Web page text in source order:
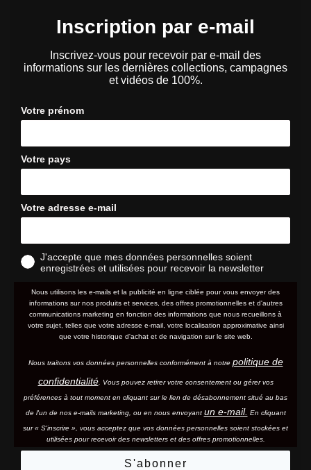
Inscription par e-mail
Inscrivez-vous pour recevoir par e-mail des
informations sur les dernières collections, campagnes
et vidéos de 100%.
Votre prénom
Votre pays
Votre adresse e-mail
J'accepte que mes données personnelles soient
enregistrées et utilisées pour recevoir la newsletter
Nous utilisons les e-mails et la publicité en ligne ciblée pour vous envoyer des
informations sur nos produits et services, des offres promotionnelles et d'autres
communications marketing en fonction des informations que nous recueillons à
votre sujet, telles que votre adresse e-mail, votre localisation approximative ainsi
que votre historique d'achat et de navigation sur le site web.
Nous traitons vos données personnelles conformément à notre politique de
confidentialité. Vous pouvez retirer votre consentement ou gérer vos
préférences à tout moment en cliquant sur le lien de désabonnement situé au bas
de l'un de nos e-mails marketing, ou en nous envoyant un e-mail. En cliquant
sur « S'inscrire », vous acceptez que vos données personnelles soient stockées et
utilisées pour recevoir des newsletters et des offres promotionnelles.
S'abonner